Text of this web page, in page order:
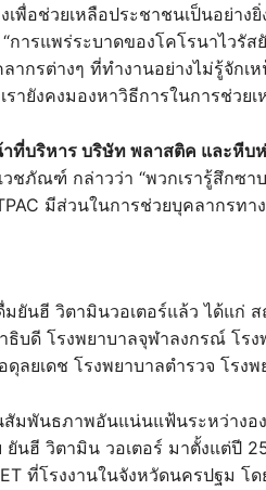
พื่อช่วยเหลือประชาชนเป็นอย่างยิ่
การแพร่ระบาดของโคโรนาไวรั
กรต่างๆ ที่ทำงานอย่างไม่รู้จักเ
ายังคงมองหาวิธีการในการช่วย
าที่บริหาร บริษัท พลาสติค และหี
ชภัณฑ์ กล่าวว่า “พวกเรารู้สึกซ
มีส่วนในการช่วยบุคลากรท
ยันฮี วิตามินวอเตอร์แล้ว ได้แก่
ธิบดี โรงพยาบาลจุฬาลงกรณ์ โร
ลยเดช โรงพยาบาลตำรวจ โรง
มพันธภาพอันแน่นแฟ้นระหว่างอ
นฮี วิตามิน วอเตอร์ มาตั้งแต่ปี
ที่โรงงานในจังหวัดนครปฐม